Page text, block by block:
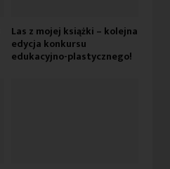
Las z mojej książki – kolejna
edycja konkursu
edukacyjno-plastycznego!